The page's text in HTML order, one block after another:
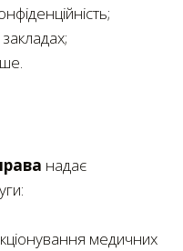
надає
медичних